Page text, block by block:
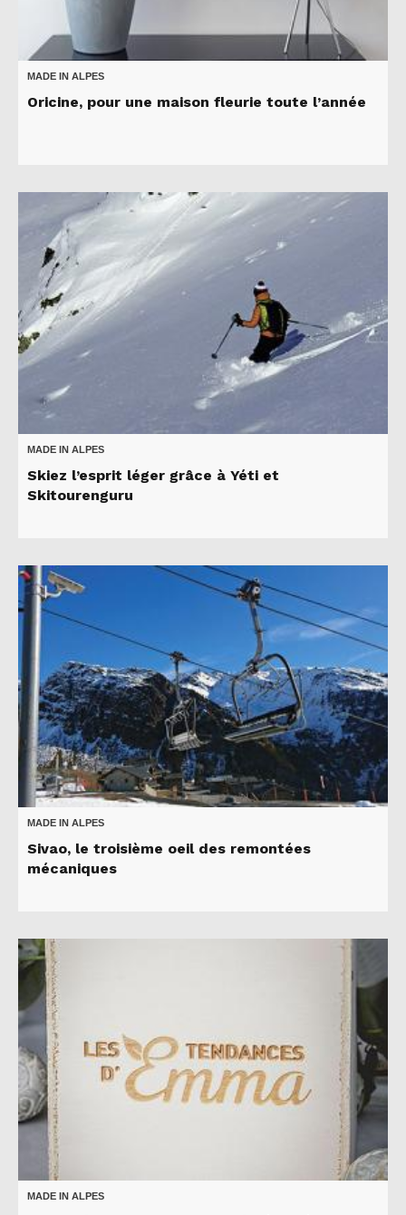
MADE IN ALPES
Oricine, pour une maison fleurie toute l’année
MADE IN ALPES
Skiez l’esprit léger grâce à Yéti et
Skitourenguru
MADE IN ALPES
Sivao, le troisième oeil des remontées
mécaniques
MADE IN ALPES